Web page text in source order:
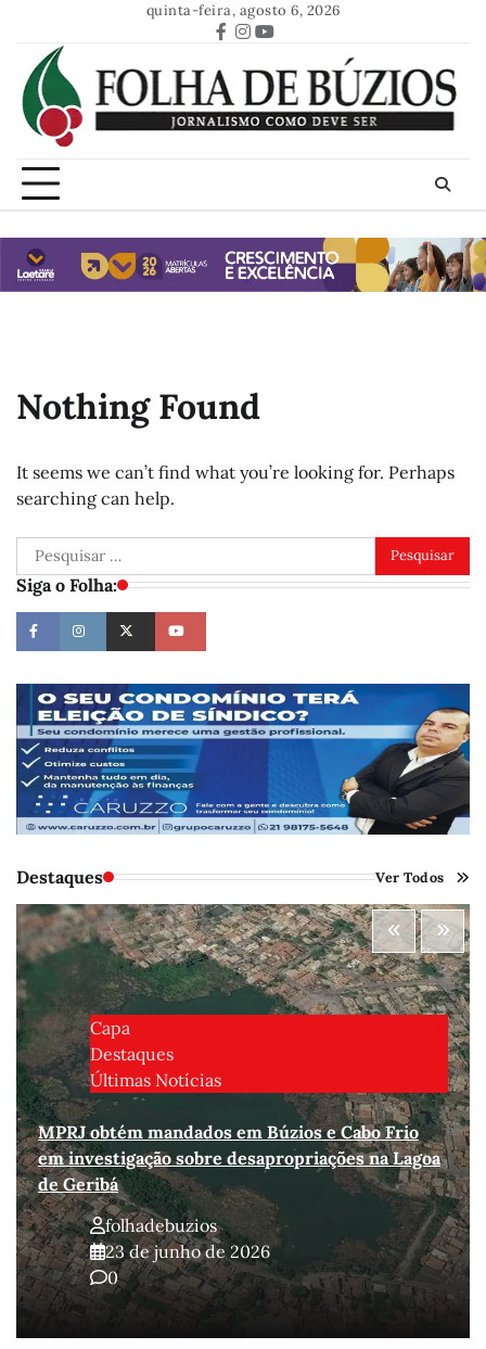
content
quinta-feira, agosto 6, 2026
Facebook
Instagram
Youtube
Nothing Found
It seems we can’t find what you’re looking for. Perhaps
searching can help.
Pesquisar
por:
Siga o Folha:
Destaques Ver Todos
Capa
Destaques
Últimas Notícias
MPRJ obtém mandados em Búzios e Cabo Frio
em investigação sobre desapropriações na Lagoa
de Geribá
folhadebuzios
23 de junho de 2026
0